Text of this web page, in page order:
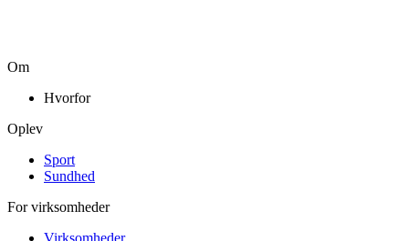
Om
Hvorfor
Oplev
Sport
Sundhed
For virksomheder